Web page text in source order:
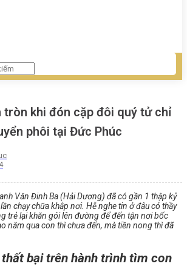
tròn khi đón cặp đôi quý tử chỉ
phôi tại Đức Phúc
Văn Đinh Ba (Hải Dương) đã có gần 1 thập kỷ
chạy chữa khắp nơi. Hễ nghe tin ở đâu có thầy
trẻ lại khăn gói lên đường để đến tận nơi bốc
năm qua con thì chưa đến, mà tiền nong thì đã
thất bại trên hành trình tìm con